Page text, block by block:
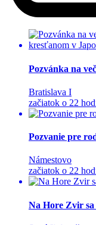
Pozvánka na
Bratislava I
začiatok o 22
Pozvanie pre
Námestovo
začiatok o 22
Na Hore Zvir sa